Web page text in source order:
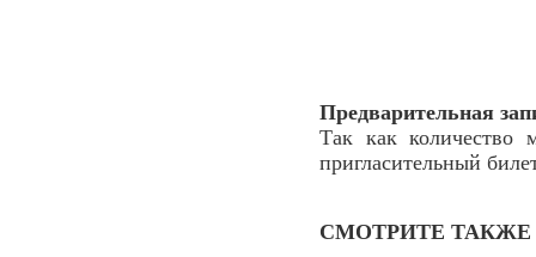
Предварительная
Так как количество
пригласительный
СМОТРИТЕ ТАКЖЕ